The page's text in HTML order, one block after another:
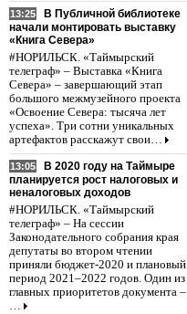
13:25
В Публичной библиотеке
начали монтировать выставку
«Книга Севера»
#НОРИЛЬСК. «Таймырский
телеграф» – Выставка «Книга
Севера» – завершающий этап
большого межмузейного проекта
«Освоение Севера: тысяча лет
успеха». Три сотни уникальных
артефактов расскажут свои…
13:05
В 2020 году на Таймыре
планируется рост налоговых и
неналоговых доходов
#НОРИЛЬСК. «Таймырский
телеграф» – На сессии
Законодательного собрания края
депутаты во втором чтении
приняли бюджет-2020 и плановый
период 2021–2022 годов. Один из
главных приоритетов документа –
…